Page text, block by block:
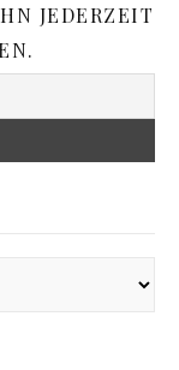
JEDERZEIT